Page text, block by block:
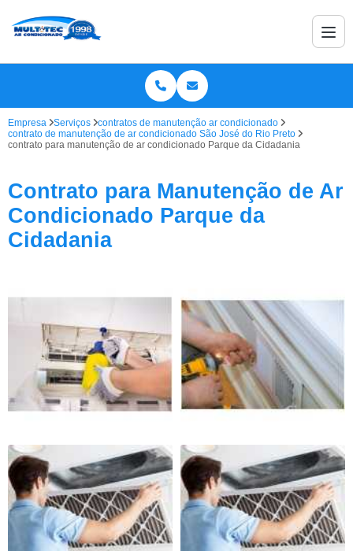
Empresa Serviços
contratos de manutenção ar condicionado
contrato de manutenção de ar condicionado São José do Rio Preto
contrato para manutenção de ar condicionado Parque da Cidadania
Contrato para Manutenção de Ar
Condicionado Parque da
Cidadania